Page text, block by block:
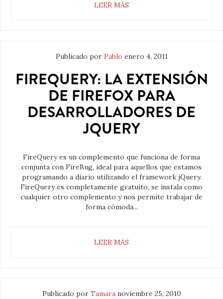
LEER MÁS
Publicado por Pablo enero 4, 2011
FIREQUERY: LA EXTENSIÓN
DE FIREFOX PARA
DESARROLLADORES DE
JQUERY
FireQuery es un complemento que funciona de forma
conjunta con FireBug, ideal para aquellos que estamos
programando a diario utilizando el framework jQuery.
FireQuery es completamente gratuito, se instala como
cualquier otro complemento y nos permite trabajar de
forma cómoda...
LEER MÁS
Publicado por Tamara noviembre 25, 2010